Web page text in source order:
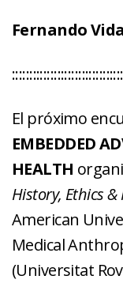
Fernando
El próximo
EMBEDDED
HEALTH
History, Ethics &
American
Medical
(Universitat